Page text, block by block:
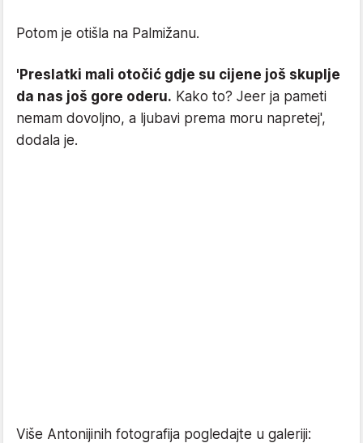
Potom je otišla na Palmižanu.
'Preslatki mali otočić gdje su cijene još skuplje
da nas još gore oderu. Kako to? Jeer ja pameti
nemam dovoljno, a ljubavi prema moru napretej',
dodala je.
Više Antonijinih fotografija pogledajte u galeriji: